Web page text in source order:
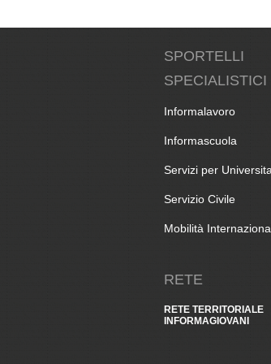
SPORTELLI
SPECIALISTICI
Informalavoro
Informascuola
Servizi per
Servizio Civile
Mobilità
RETE
RETE TERRITORIALE
INFORMAGIOVANI